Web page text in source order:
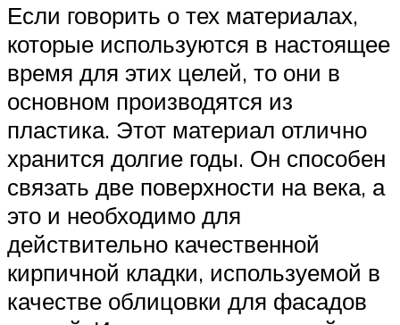
Если говорить о тех материалах,
которые используются в настоящее
время для этих целей, то они в
основном производятся из
пластика. Этот материал отлично
хранится долгие годы. Он способен
связать две поверхности на века, а
это и необходимо для
действительно качественной
кирпичной кладки, используемой в
качестве облицовки для фасадов